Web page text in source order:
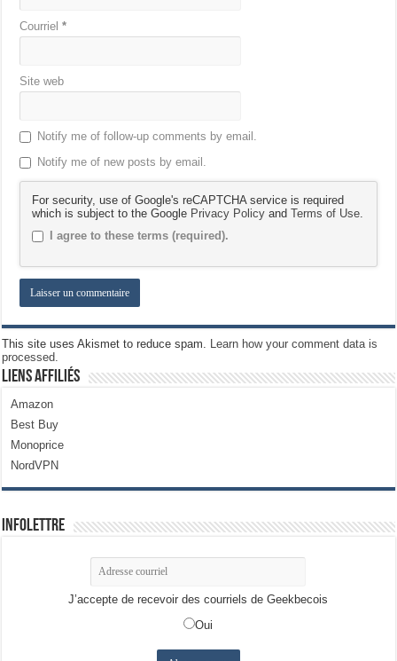
Courriel*
Site web
Notify me of follow-up comments by email.
Notify me of new posts by email.
For security, use of Google's reCAPTCHA service is required
which is subject to the Google Privacy Policy andTerms of Use
I agree to these terms (required).
This site uses Akismet to reduce spam. Learn how your comment data is
processed.
Liens Affiliés
Amazon
Best Buy
Monoprice
NordVPN
Infolettre
J’accepte de recevoir des courriels de Geekbecois
Oui